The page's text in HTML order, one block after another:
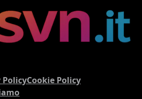
PolicyCookie Policy